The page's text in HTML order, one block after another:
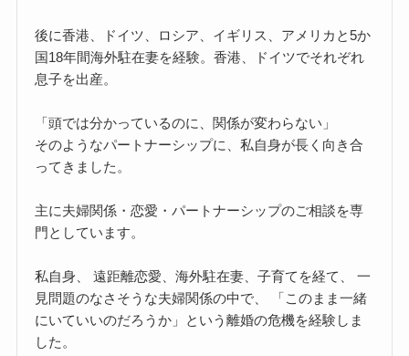
後に香港、ドイツ、ロシア、イギリス、アメリカと5か
国18年間海外駐在妻を経験。香港、ドイツでそれぞれ
息子を出産。
「頭では分かっているのに、関係が変わらない」
そのようなパートナーシップに、私自身が長く向き合
ってきました。
主に夫婦関係・恋愛・パートナーシップのご相談を専
門としています。
私自身、 遠距離恋愛、海外駐在妻、子育てを経て、 一
見問題のなさそうな夫婦関係の中で、 「このまま一緒
にいていいのだろうか」という離婚の危機を経験しま
した。